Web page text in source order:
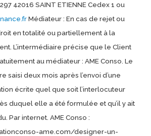
42016 SAINT ETIENNE Cedex 1 ou
Médiateur : En cas de rejet ou
en totalité ou partiellement à la
L’intermédiaire précise que le Client
au médiateur : AME Conso. Le
saisi deux mois après l’envoi d’une
écrite quel que soit l’interlocuteur
duquel elle a été formulée et qu’il y ait
Par internet. AME Conso :
ame.com/designer-un-